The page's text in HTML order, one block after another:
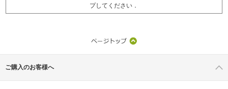
プしてください．
ご購入のお客様へ